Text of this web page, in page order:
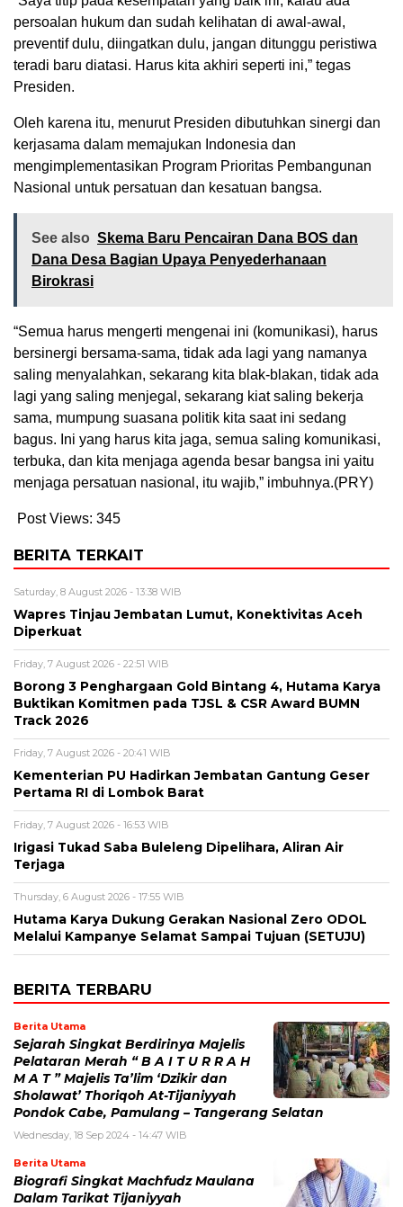
persoalan hukum dan sudah kelihatan di awal-awal,
preventif dulu, diingatkan dulu, jangan ditunggu peristiwa
teradi baru diatasi. Harus kita akhiri seperti ini,” tegas
Presiden.
Oleh karena itu, menurut Presiden dibutuhkan sinergi dan
kerjasama dalam memajukan Indonesia dan
mengimplementasikan Program Prioritas Pembangunan
Nasional untuk persatuan dan kesatuan bangsa.
See also Skema Baru Pencairan Dana BOS dan
Dana Desa Bagian Upaya Penyederhanaan
Birokrasi
“Semua harus mengerti mengenai ini (komunikasi), harus
bersinergi bersama-sama, tidak ada lagi yang namanya
saling menyalahkan, sekarang kita blak-blakan, tidak ada
lagi yang saling menjegal, sekarang kiat saling bekerja
sama, mumpung suasana politik kita saat ini sedang
bagus. Ini yang harus kita jaga, semua saling komunikasi,
terbuka, dan kita menjaga agenda besar bangsa ini yaitu
menjaga persatuan nasional, itu wajib,” imbuhnya.(PRY)
Post Views: 345
BERITA TERKAIT
Saturday, 8 August 2026 - 13:38 WIB
Wapres Tinjau Jembatan Lumut, Konektivitas Aceh
Diperkuat
Friday, 7 August 2026 - 22:51 WIB
Borong 3 Penghargaan Gold Bintang 4, Hutama Karya
Buktikan Komitmen pada TJSL & CSR Award BUMN
Track 2026
Friday, 7 August 2026 - 20:41 WIB
Kementerian PU Hadirkan Jembatan Gantung Geser
Pertama RI di Lombok Barat
Friday, 7 August 2026 - 16:53 WIB
Irigasi Tukad Saba Buleleng Dipelihara, Aliran Air
Terjaga
Thursday, 6 August 2026 - 17:55 WIB
Hutama Karya Dukung Gerakan Nasional Zero ODOL
Melalui Kampanye Selamat Sampai Tujuan (SETUJU)
BERITA TERBARU
Berita Utama
Sejarah Singkat Berdirinya Majelis
Pelataran Merah “ B A I T U R R A H
M A T ” Majelis Ta’lim ‘Dzikir dan
Sholawat’ Thoriqoh At-Tijaniyyah
Pondok Cabe, Pamulang – Tangerang Selatan
Wednesday, 18 Sep 2024 - 14:47 WIB
Berita Utama
Biografi Singkat Machfudz Maulana
Dalam Tarikat Tijaniyyah